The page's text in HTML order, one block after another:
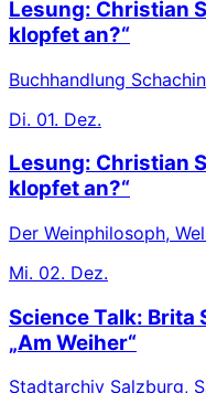
Lesung: Christian
klopfet an?“
Buchhandlung
Di. 01. Dez.
Lesung: Christian
klopfet an?“
Der Weinphilosoph,
Mi. 02. Dez.
Science Talk: Brita
„Am Weiher“
Stadtarchiv Salzburg,